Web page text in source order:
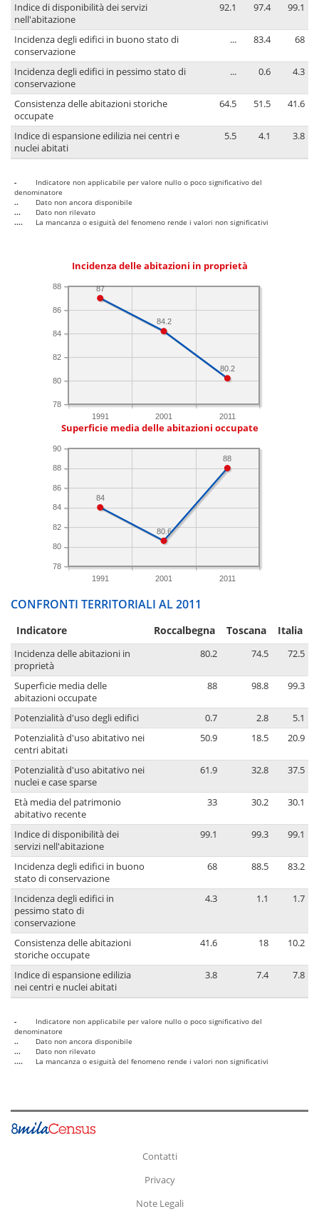
Indice di disponibilità dei servizi
nell'abitazione
92.1 97.4 99.1
Incidenza degli edifici in buono stato di
conservazione
... 83.4 68
Incidenza degli edifici in pessimo stato di
conservazione
... 0.6 4.3
Consistenza delle abitazioni storiche
occupate
64.5 51.5 41.6
Indice di espansione edilizia nei centri e
nuclei abitati
5.5 4.1 3.8
-
Indicatore non applicabile per valore nullo o poco significativo del
denominatore
..
Dato non ancora disponibile
...
Dato non rilevato
....
La mancanza o esiguità del fenomeno rende i valori non significativi
Incidenza delle abitazioni in proprietà
1991 2001 2011
78
80
82
84
86
88
80.2
84.2
87
Superficie media delle abitazioni occupate
1991 2001 2011
78
80
82
84
86
88
90
88
80.6
84
CONFRONTI TERRITORIALI AL 2011
Indicatore Roccalbegna Toscana Italia
Incidenza delle abitazioni in
proprietà
80.2 74.5 72.5
Superficie media delle
abitazioni occupate
88 98.8 99.3
Potenzialità d'uso degli edifici 0.7 2.8
5.1
Potenzialità d'uso abitativo nei
centri abitati
50.9 18.5 20.9
Potenzialità d'uso abitativo nei
nuclei e case sparse
61.9 32.8 37.5
Età media del patrimonio
abitativo recente
33 30.2 30.1
Indice di disponibilità dei
servizi nell'abitazione
99.1 99.3 99.1
Incidenza degli edifici in buono
stato di conservazione
68 88.5 83.2
Incidenza degli edifici in
pessimo stato di
conservazione
4.3 1.1 1.7
Consistenza delle abitazioni
storiche occupate
41.6 18 10.2
Indice di espansione edilizia
nei centri e nuclei abitati
3.8 7.4 7.8
-
Indicatore non applicabile per valore nullo o poco significativo del
denominatore
..
Dato non ancora disponibile
...
Dato non rilevato
....
La mancanza o esiguità del fenomeno rende i valori non significativi
Contatti
Privacy
Note Legali